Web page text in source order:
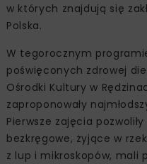
w których znajdują się
Polska.
W tegorocznym
poświęconych zdrowej
Ośrodki Kultury w
zaproponowały
Pierwsze zajęcia
bezkręgowe, żyjące w
z lup i mikroskopów, mali